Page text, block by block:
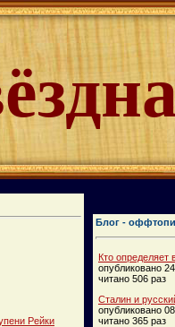
Рейки
Блог -
Кто определяет
опубликовано
читано 506 раз
Сталин и
опубликовано
читано 365 раз